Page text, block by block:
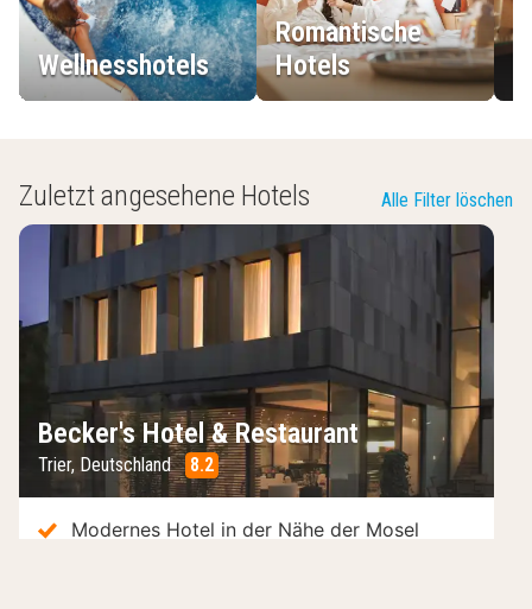
Wellnesshotels
Romantische
Hotels
Zuletzt angesehene Hotels Alle Filter löschen
Becker's Hotel & Restaurant
Trier, Deutschland 8.2
/10
Modernes Hotel in der Nähe der Mosel